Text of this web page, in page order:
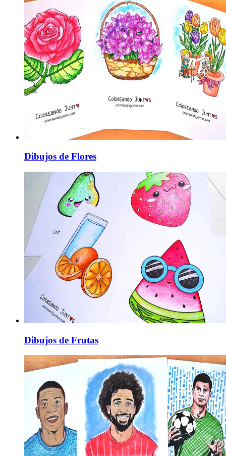
Dibujos de Flores
Dibujos de Frutas